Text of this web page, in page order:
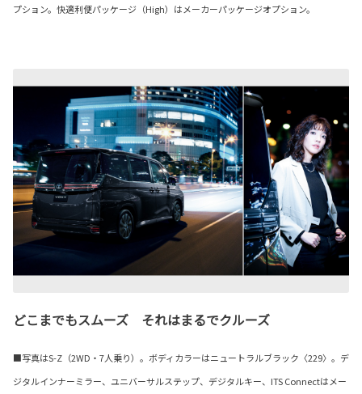
プション。快適利便パッケージ（High）はメーカーパッケージオプション。
どこまでもスムーズ それはまるでクルーズ
■写真はS-Z（2WD・7人乗り）。ボディカラーはニュートラルブラック〈229〉。デ
ジタルインナーミラー、ユニバーサルステップ、デジタルキー、ITS Connectはメー